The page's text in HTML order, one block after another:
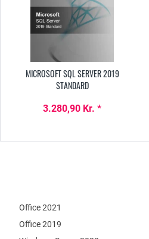
MICROSOFT SQL SERVER 2019
STANDARD
3.280,90 Kr. *
Office 2021
Office 2019